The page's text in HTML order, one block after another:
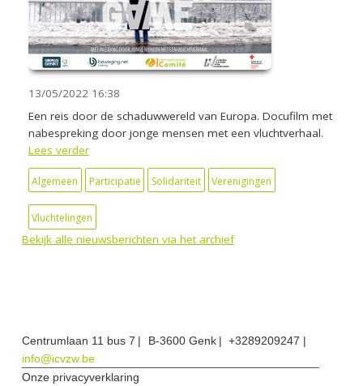
13/05/2022 16:38
Een reis door de schaduwwereld van Europa. Docufilm met
nabespreking door jonge mensen met een vluchtverhaal.
Lees verder
Algemeen Participatie Solidariteit Verenigingen
Vluchtelingen
Bekijk alle nieuwsberichten via het archief
Centrumlaan 11 bus 7 B-3600 Genk
+3289209247
info@icvzw.be
Onze privacyverklaring